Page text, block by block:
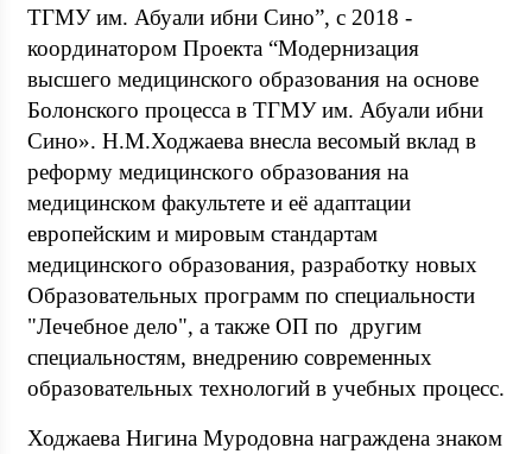
ТГМУ им. Абуали ибни Сино”, с 2018 -
координатором Проекта “Модернизация
высшего медицинского образования на основе
Болонского процесса в ТГМУ им. Абуали ибни
Сино». Н.М.Ходжаева внесла весомый вклад в
реформу медицинского образования на
медицинском факультете и её адаптации
европейским и мировым стандартам
медицинского образования, разработку новых
Образовательных программ по специальности
"Лечебное дело", а также ОП по другим
специальностям, внедрению современных
образовательных технологий в учебных процесс.
Ходжаева Нигина Муродовна награждена знаком